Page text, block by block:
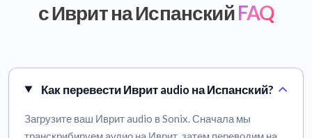
с Иврит на ИспанскийFAQ
Как перевести Иврит audio на Испанский?
Загрузите ваш Иврит audio в Sonix. Сначала мы